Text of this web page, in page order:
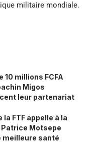
militaire mondiale.
10 millions FCFA
Migos
leur partenariat
la FTF appelle à la
Motsepe
meilleure santé